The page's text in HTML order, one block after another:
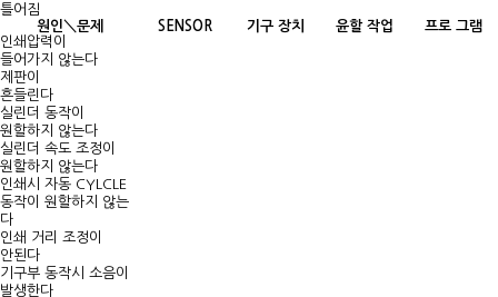
틀어짐
원인＼문제
SENSOR 기구 장치 윤할 작업
프로 그램
인쇄압력이
들어가지 않는다
제판이
흔들린다
실린더 동작이
원할하지 않는다
실린더 속도 조정이
원할하지 않는다
인쇄시 자동 CYLCLE
동작이 원할하지 않는
다
인쇄 거리 조정이
안된다
기구부 동작시 소음이
발생한다